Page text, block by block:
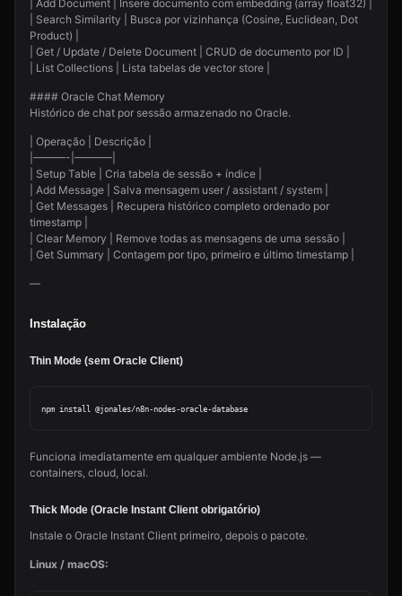
| Add Document | Insere documento com embedding (array float32) |
| Search Similarity | Busca por vizinhança (Cosine, Euclidean, Dot
Product) |
| Get / Update / Delete Document | CRUD de documento por ID |
| List Collections | Lista tabelas de vector store |
#### Oracle Chat Memory
Histórico de chat por sessão armazenado no Oracle.
| Operação | Descrição |
|———-|———–|
| Setup Table | Cria tabela de sessão + índice |
| Add Message | Salva mensagem user / assistant / system |
| Get Messages | Recupera histórico completo ordenado por
timestamp |
| Clear Memory | Remove todas as mensagens de uma sessão |
| Get Summary | Contagem por tipo, primeiro e último timestamp |
—
Instalação
Thin Mode (sem Oracle Client)
Funciona imediatamente em qualquer ambiente Node.js —
containers, cloud, local.
Thick Mode (Oracle Instant Client obrigatório)
Instale o Oracle Instant Client primeiro, depois o pacote.
Linux / macOS: